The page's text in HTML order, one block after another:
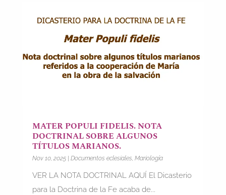
MATER POPULI FIDELIS. NOTA
DOCTRINAL SOBRE ALGUNOS
TÍTULOS MARIANOS.
Nov 10, 2025| Documentos eclesiales, Mariología
VER LA NOTA DOCTRINAL AQUÍ El Dicasterio
para la Doctrina de la Fe acaba de...